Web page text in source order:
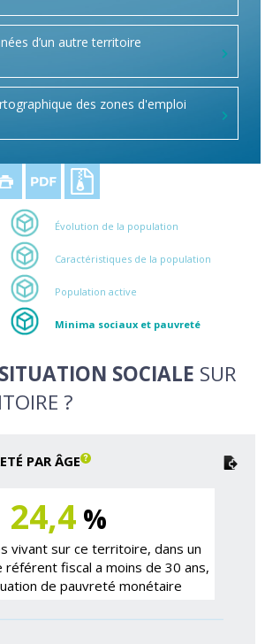
d’un autre territoire
des zones d'emploi
Évolution de la population
Caractéristiques de la population
Population active
Minima sociaux et pauvreté
SITUATION SOCIALE SUR
?
PAR ÂGE
24,4%
vivant sur ce territoire, dans un
référent fiscal a moins de 30 ans,
de pauvreté monétaire